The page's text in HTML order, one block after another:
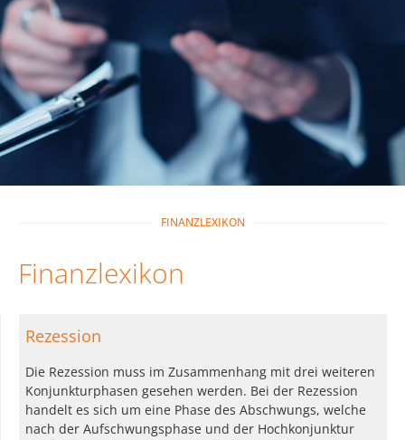
FINANZLEXIKON
Finanzlexikon
Rezession
Die Rezession muss im Zusammenhang mit drei weiteren
Konjunkturphasen gesehen werden. Bei der Rezession
handelt es sich um eine Phase des Abschwungs, welche
nach der Aufschwungsphase und der Hochkonjunktur